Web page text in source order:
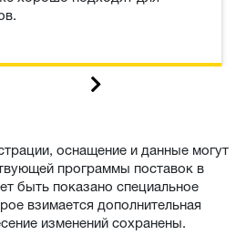
оснащение и данные могут
программы поставок в
быть показано специальное
взимается дополнительная
изменений сохранены.